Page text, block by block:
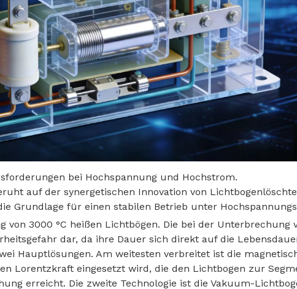
bei Hochspannung und Hochstrom.
auf der synergetischen Innovation von
Grundlage für einen stabilen Betrieb unter
3000 °C heißen Lichtbögen. Die bei der Unterbrechung
dar, da ihre Dauer sich direkt auf die
Hauptlösungen. Am weitesten verbreitet ist die
Lorentzkraft eingesetzt wird, die den Lichtbogen zur
erreicht. Die zweite Technologie ist die Vakuum-